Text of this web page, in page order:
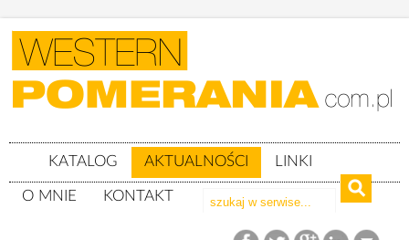
KATALOG AKTUALNOŚCI LINKI
O MNIE KONTAKT
Aktualności Fajne głazy